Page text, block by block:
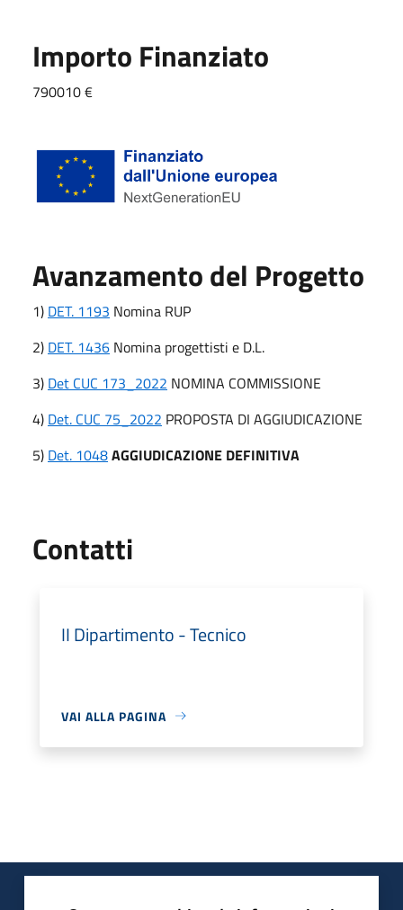
Importo Finanziato
790010 €
Avanzamento del Progetto
1) DET. 1193 Nomina RUP
2) DET. 1436 Nomina progettisti e D.L.
3) Det CUC 173_2022 NOMINA COMMISSIONE
4) Det. CUC 75_2022 PROPOSTA DI AGGIUDICAZIONE
5) Det. 1048AGGIUDICAZIONE DEFINITIVA
Contatti
II Dipartimento - Tecnico
VAI ALLA PAGINA